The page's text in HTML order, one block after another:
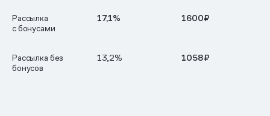
Рассылка
с бонусами
17,1% 1600₽
Рассылка без
бонусов
13,2% 1058₽